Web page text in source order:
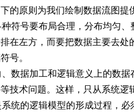
的原则为我们绘制数据流图
号要布局合理，分布均匀、
在左方，而要把数据主要去
号。
据加工和逻辑意义上的数据
技术问题。这样，只从系统
的逻辑模型的形成过程，必